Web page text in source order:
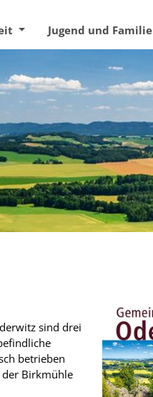
Jugend und Familie
sind drei
betrieben
Birkmühle